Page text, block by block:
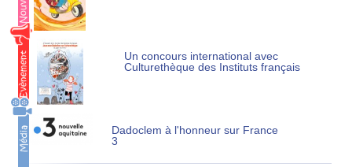
Un concours international avec
Culturethèque des Instituts français
Dadoclem à l'honneur sur France
3